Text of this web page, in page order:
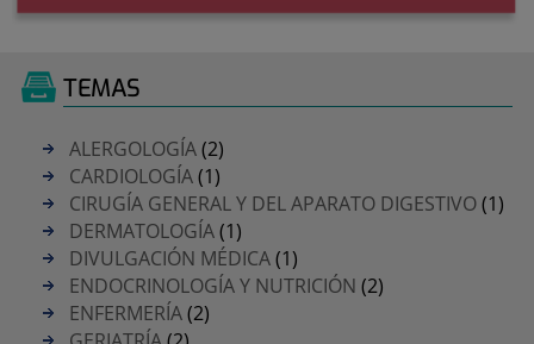
TEMAS
ALERGOLOGÍA(2)
CARDIOLOGÍA(1)
CIRUGÍA GENERAL Y DEL APARATO DIGESTIVO(1)
DERMATOLOGÍA(1)
DIVULGACIÓN MÉDICA(1)
ENDOCRINOLOGÍA Y NUTRICIÓN (2)
ENFERMERÍA(2)